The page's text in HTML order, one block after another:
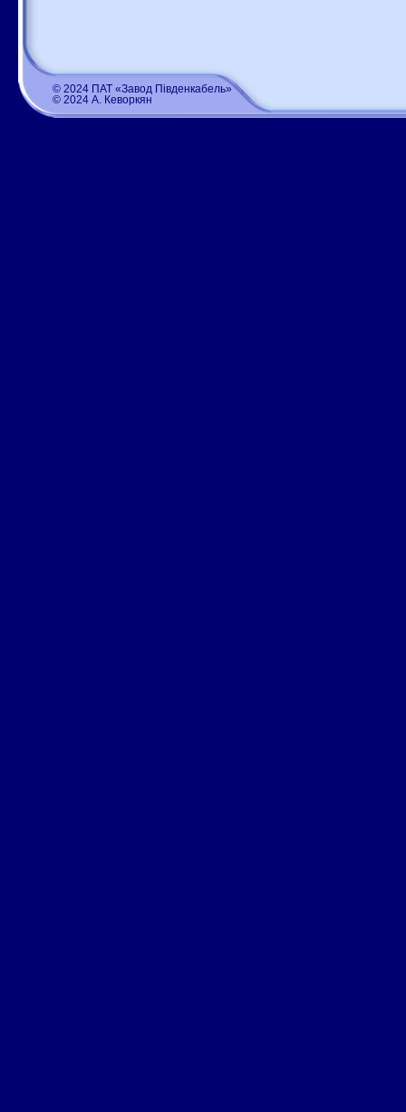
© 2024 ПАТ «Завод Південкабель»
© 2024 А. Кеворкян